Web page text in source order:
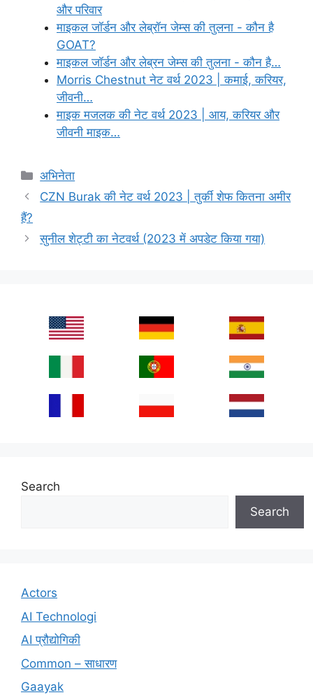
और परिवार
माइकल जॉर्डन और लेब्रॉन जेम्स की तुलना - कौन है
GOAT?
माइकल जॉर्डन और लेब्रन जेम्स की तुलना - कौन है…
Morris Chestnut नेट वर्थ 2023 | कमाई, करियर,
जीवनी…
माइक मजलक की नेट वर्थ 2023 | आय, करियर और
जीवनी माइक…
Categories
अभिनेता
CZN Burak की नेट वर्थ 2023 | तुर्की शेफ कितना अमीर
हैं?
सुनील शेट्टी का नेटवर्थ (2023 में अपडेट किया गया)
Search
Search
Actors
AI Technologi
AI प्रौद्योगिकी
Common – साधारण
Gaayak